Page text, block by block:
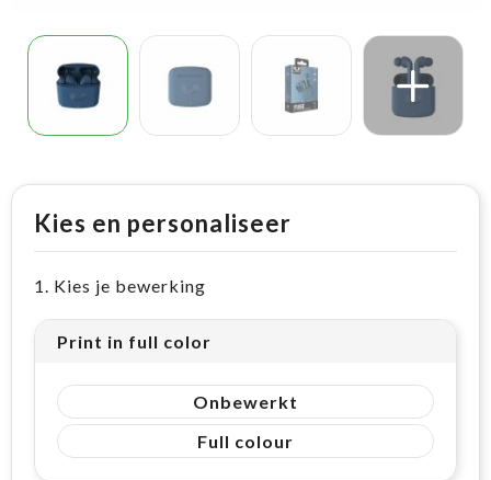
Kies en personaliseer
1. Kies je bewerking
Print in full color
Onbewerkt
Full colour